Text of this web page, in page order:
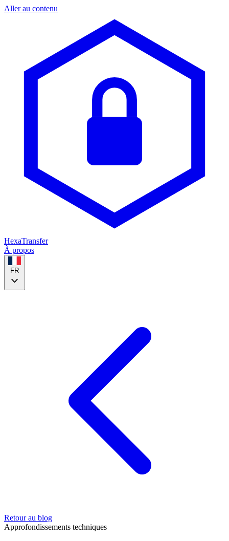
Aller au contenu
HexaTransfer
À propos
FR
Retour au blog
Approfondissements techniques